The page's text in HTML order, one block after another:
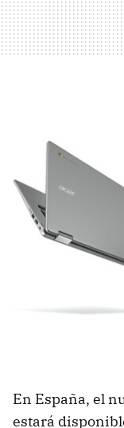
En España, el
estará